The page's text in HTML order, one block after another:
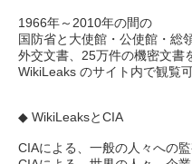
1966年～2010年の間の
国防省と大使館・公使館・総
外交文書、25万件の機密文書
WikiLeaks のサイト内で観覧
◆ WikiLeaksとCIA
CIAによる、一般の人々への監